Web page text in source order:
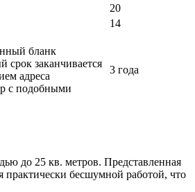
20
14
бланк
срок заканчивается
адреса
с подобными
3 года
до 25 кв. метров. Представленная
практически бесшумной работой, что